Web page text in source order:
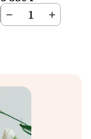
− 1 +